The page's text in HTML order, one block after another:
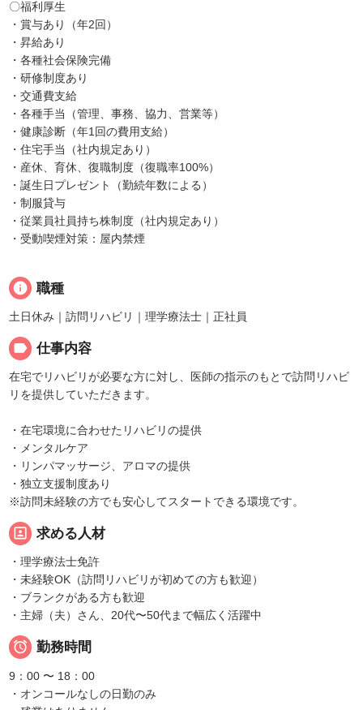
〇福利厚生
・賞与あり（年2回）
・昇給あり
・各種社会保険完備
・研修制度あり
・交通費支給
・各種手当（管理、事務、協力、営業等）
・健康診断（年1回の費用支給）
・住宅手当（社内規定あり）
・産休、育休、復職制度（復職率100%）
・誕生日プレゼント（勤続年数による）
・制服貸与
・従業員社員持ち株制度（社内規定あり）
・受動喫煙対策：屋内禁煙
info 職種
土日休み｜訪問リハビリ｜理学療法士｜正社員
label 仕事内容
在宅でリハビリが必要な方に対し、医師の指示のもとで訪問リハビ
リを提供していただきます。
・在宅環境に合わせたリハビリの提供
・メンタルケア
・リンパマッサージ、アロマの提供
・独立支援制度あり
※訪問未経験の方でも安心してスタートできる環境です。
portrait 求める人材
・理学療法士免許
・未経験OK（訪問リハビリが初めての方も歓迎）
・ブランクがある方も歓迎
・主婦（夫）さん、20代〜50代まで幅広く活躍中
 勤務時間
9：00 〜 18：00
・オンコールなしの日勤のみ